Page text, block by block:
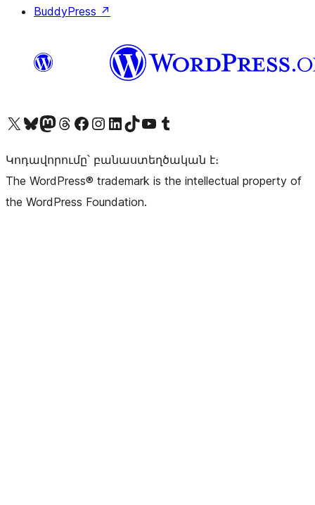
BuddyPress ↗
Visit our X (formerly Twitter) account
Visit our Bluesky account
Visit our Mastodon account
Visit our Threads account
Visit our Facebook pageVisit our Instagram account
Visit our LinkedIn account
Visit our TikTok account
Visit our YouTube channel
Visit our Tumblr account
Կոդավորումը՝ բանաստեղծական է։
The WordPress® trademark is the intellectual property of
the WordPress Foundation.